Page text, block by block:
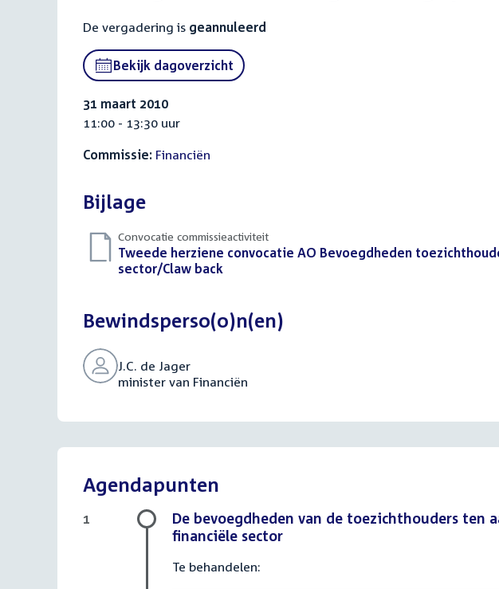
De vergadering is geannuleerd
Bekijk dagoverzicht
31 maart 2010
11:00 - 13:30 uur
Commissie: Financiën
Bijlage
Convocatie commissieactiviteit
Download
bestand:
Tweede herziene convocatie AO Bevoegdheden
sector/Claw back
Bewindsperso(o)n(en)
J.C. de Jager
minister van Financiën
Agendapunten
De bevoegdheden van de toezichthouders ten
financiële sector
Te behandelen:
1